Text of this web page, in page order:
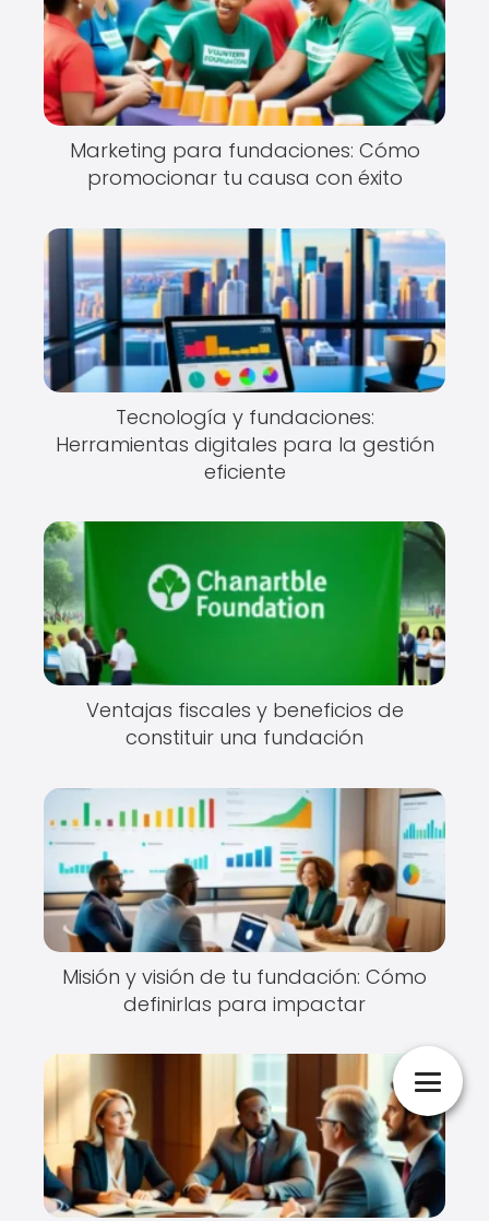
Marketing para fundaciones: Cómo
promocionar tu causa con éxito
Tecnología y fundaciones:
Herramientas digitales para la gestión
eficiente
Ventajas fiscales y beneficios de
constituir una fundación
Misión y visión de tu fundación: Cómo
definirlas para impactar